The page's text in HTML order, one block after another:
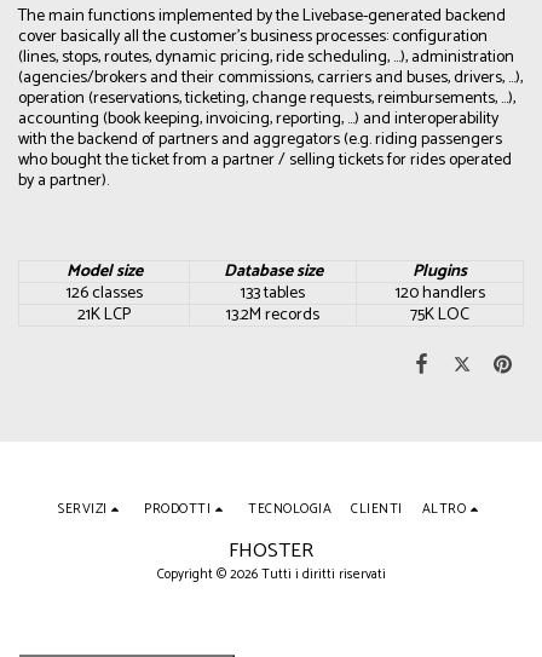
The main functions implemented by the Livebase-generated backend
cover basically all the customer's business processes: configuration
(lines, stops, routes, dynamic pricing, ride scheduling, …), administration
(agencies/brokers and their commissions, carriers and buses, drivers, …),
operation (reservations, ticketing, change requests, reimbursements, …),
accounting (book keeping, invoicing, reporting, …) and interoperability
with the backend of partners and aggregators (e.g. riding passengers
who bought the ticket from a partner / selling tickets for rides operated
by a partner).
Model size Database size Plugins
126 classes 133 tables 120 handlers
21K LCP 13.2M records 75K LOC
FHOSTER
Copyright © 2026 Tutti i diritti riservati
SERVIZI PRODOTTI TECNOLOGIA CLIENTI ALTRO